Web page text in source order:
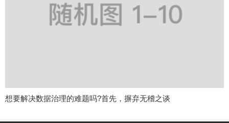
想要解决数据治理的难题吗?首先，摒弃无稽之谈